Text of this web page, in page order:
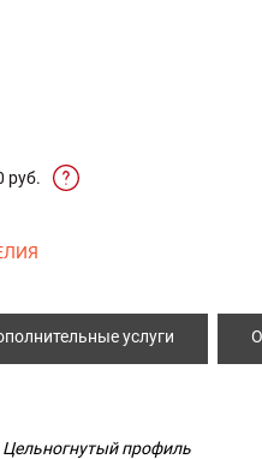
руб.
услуги
Цельногнутый профиль